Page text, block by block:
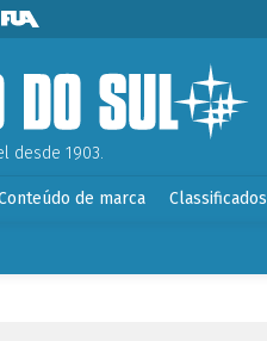
desde 1903.
de marca Classificados